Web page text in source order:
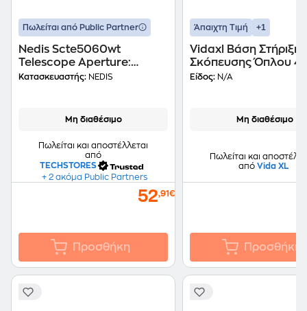
Πωλείται από Public Partner
Nedis Scte5060wt
Telescope Aperture:
50mm Focal Length:
Κατασκευαστής: NEDIS
Μη διαθέσιμο
Πωλείται και αποστέλλεται
από
TECHSTORES
+ 2 ακόμα Public Partners
52,91€
Προσθήκη
Άπαιχτη Τιμή +1
Vidaxl Βάση
Σκόπευσης Όπλου
17,5 X 19 Εκ.
Είδος: N/A
Μη διαθέσιμο
Πωλείται και
από Vida XL
Προσθήκη